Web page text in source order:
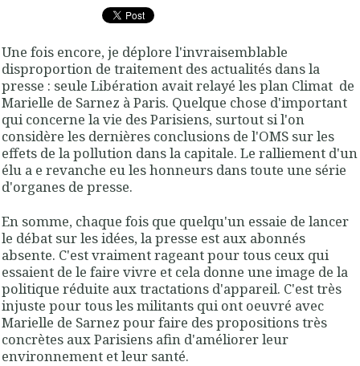
Une fois encore, je déplore l'invraisemblable
disproportion de traitement des actualités dans la
presse : seule Libération avait relayé les plan Climat de
Marielle de Sarnez à Paris. Quelque chose d'important
qui concerne la vie des Parisiens, surtout si l'on
considère les dernières conclusions de l'OMS sur les
effets de la pollution dans la capitale. Le ralliement d'un
élu a e revanche eu les honneurs dans toute une série
d'organes de presse.
En somme, chaque fois que quelqu'un essaie de lancer
le débat sur les idées, la presse est aux abonnés
absente. C'est vraiment rageant pour tous ceux qui
essaient de le faire vivre et cela donne une image de la
politique réduite aux tractations d'appareil. C'est très
injuste pour tous les militants qui ont oeuvré avec
Marielle de Sarnez pour faire des propositions très
concrètes aux Parisiens afin d'améliorer leur
environnement et leur santé.